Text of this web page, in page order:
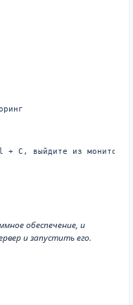
+ C, выйдите из
обеспечение, и
и запустить его.